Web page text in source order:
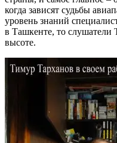
когда зависят судьбы
уровень знаний
в Ташкенте, то слушатели
высоте.